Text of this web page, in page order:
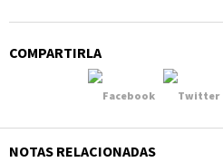
COMPARTIRLA
NOTAS RELACIONADAS